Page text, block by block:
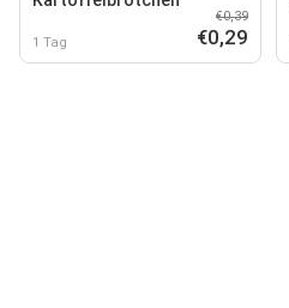
1 Tag
€0,39
€0,29